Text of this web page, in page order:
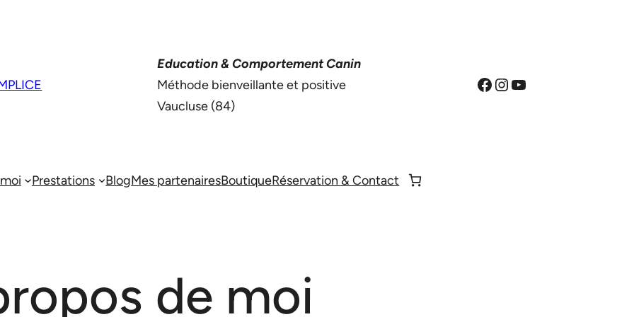
Education & Comportement Canin
Méthode bienveillante et positive
Vaucluse (84)
Facebook
Instagram
YouTube
Prestations BlogMes partenairesBoutiqueRéservation & Contact
de moi